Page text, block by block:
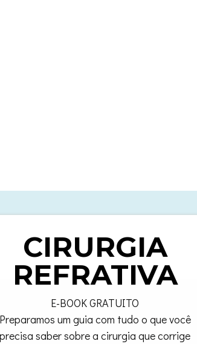
CIRURGIA
REFRATIVA
E-BOOK GRATUITO
Preparamos um guia com tudo o que você
precisa saber sobre a cirurgia que corrige